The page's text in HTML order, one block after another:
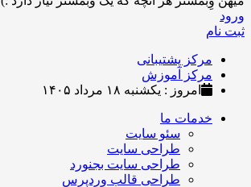
ورود
ثبت نام
مرکز پشتیبانی
مرکز آموزش
امروز : یکشنبه ۱۸ مرداد ۱۴۰۵
خدمات ما
سئو سایت
طراحی سایت
طراحی سایت بجنورد
طراحی قالب وردپرس